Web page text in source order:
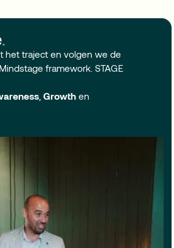
.
het traject en volgen we de
framework. STAGE
,Growth en